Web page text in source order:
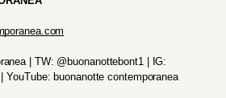
| TW: @buonanottebont1 | IG:
YouTube: buonanotte contemporanea